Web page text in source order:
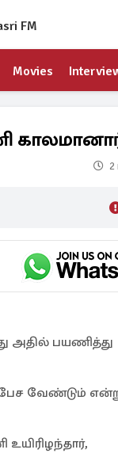
FM
Movies
2
அதில் பயணித்து
வேண்டும்